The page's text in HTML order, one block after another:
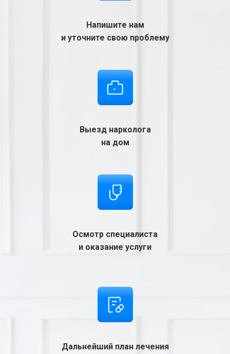
Напишите нам
и уточните свою проблему
Выезд нарколога
на дом
Осмотр специалиста
и оказание услуги
Дальнейший план лечения